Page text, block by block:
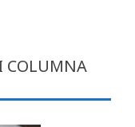
COLUMNA